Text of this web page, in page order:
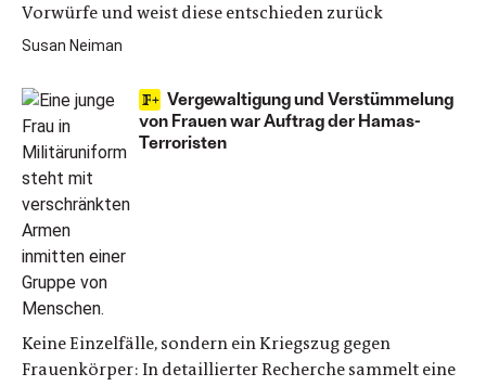
Vorwürfe und weist diese entschieden zurück
Susan Neiman
Vergewaltigung und Verstümmelung
von Frauen war Auftrag der Hamas-
Terroristen
Keine Einzelfälle, sondern ein Kriegszug gegen
Frauenkörper: In detaillierter Recherche sammelt eine